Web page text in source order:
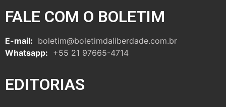
FALE COM O BOLETIM
E-mail: boletim@boletimdaliberdade.com.br
Whatsapp: +55 21 97665-4714
EDITORIAS